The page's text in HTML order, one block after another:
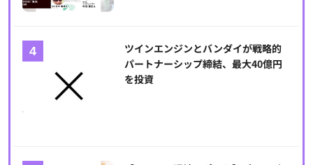
ツインエンジンとバンダイが戦略的
パートナーシップ締結、最大40億円
を投資